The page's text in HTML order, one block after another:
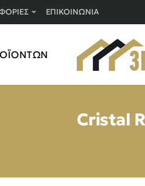
ΕΠΙΚΟΙΝΩΝΊΑ
Cristal